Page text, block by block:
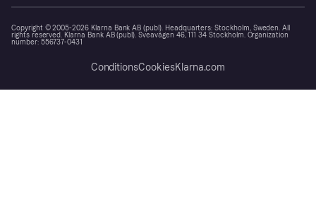
Copyright © 2005-2026 Klarna Bank AB (publ). Headquarters: Stockholm, Sweden. All
rights reserved. Klarna Bank AB (publ). Sveavägen 46, 111 34 Stockholm. Organization
number: 556737-0431
ConditionsCookiesKlarna.com